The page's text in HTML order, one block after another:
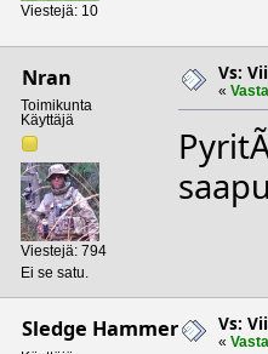
Viestejä: 10
Nran
Toimikunta
Käyttäjä
Viestejä: 794
Ei se satu.
Vs:
«
Sledge Hammer Vs:
«